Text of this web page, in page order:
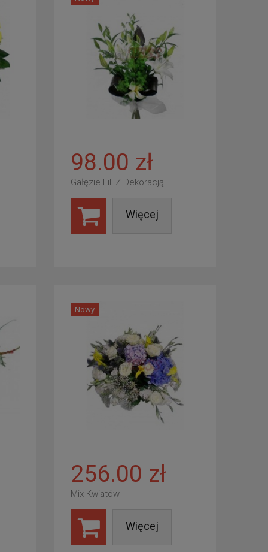
98.00 zł
Gałęzie Lili Z Dekoracją
Więcej
Nowy
256.00 zł
Mix Kwiatów
Więcej